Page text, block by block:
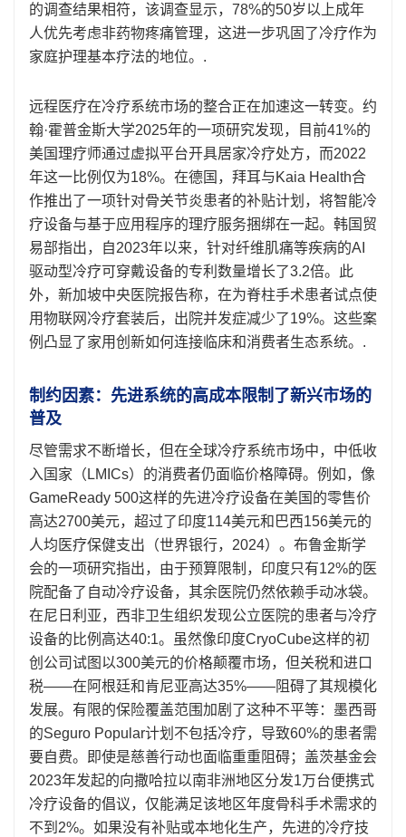
的调查结果相符，该调查显示，78%的50岁以上成年
人优先考虑非药物疼痛管理，这进一步巩固了冷疗作为
家庭护理基本疗法的地位。.
远程医疗在冷疗系统市场的整合正在加速这一转变。约
翰·霍普金斯大学2025年的一项研究发现，目前41%的
美国理疗师通过虚拟平台开具居家冷疗处方，而2022
年这一比例仅为18%。在德国，拜耳与Kaia Health合
作推出了一项针对骨关节炎患者的补贴计划，将智能冷
疗设备与基于应用程序的理疗服务捆绑在一起。韩国贸
易部指出，自2023年以来，针对纤维肌痛等疾病的AI
驱动型冷疗可穿戴设备的专利数量增长了3.2倍。此
外，新加坡中央医院报告称，在为脊柱手术患者试点使
用物联网冷疗套装后，出院并发症减少了19%。这些案
例凸显了家用创新如何连接临床和消费者生态系统。.
制约因素：先进系统的高成本限制了新兴市场的
普及
尽管需求不断增长，但在全球冷疗系统市场中，中低收
入国家（LMICs）的消费者仍面临价格障碍。例如，像
GameReady 500这样的先进冷疗设备在美国的零售价
高达2700美元，超过了印度114美元和巴西156美元的
人均医疗保健支出（世界银行，2024）。布鲁金斯学
会的一项研究指出，由于预算限制，印度只有12%的医
院配备了自动冷疗设备，其余医院仍然依赖手动冰袋。
在尼日利亚，西非卫生组织发现公立医院的患者与冷疗
设备的比例高达40:1。虽然像印度CryoCube这样的初
创公司试图以300美元的价格颠覆市场，但关税和进口
税——在阿根廷和肯尼亚高达35%——阻碍了其规模化
发展。有限的保险覆盖范围加剧了这种不平等：墨西哥
的Seguro Popular计划不包括冷疗，导致60%的患者需
要自费。即使是慈善行动也面临重重阻碍；盖茨基金会
2023年发起的向撒哈拉以南非洲地区分发1万台便携式
冷疗设备的倡议，仅能满足该地区年度骨科手术需求的
不到2%。如果没有补贴或本地化生产，先进的冷疗技